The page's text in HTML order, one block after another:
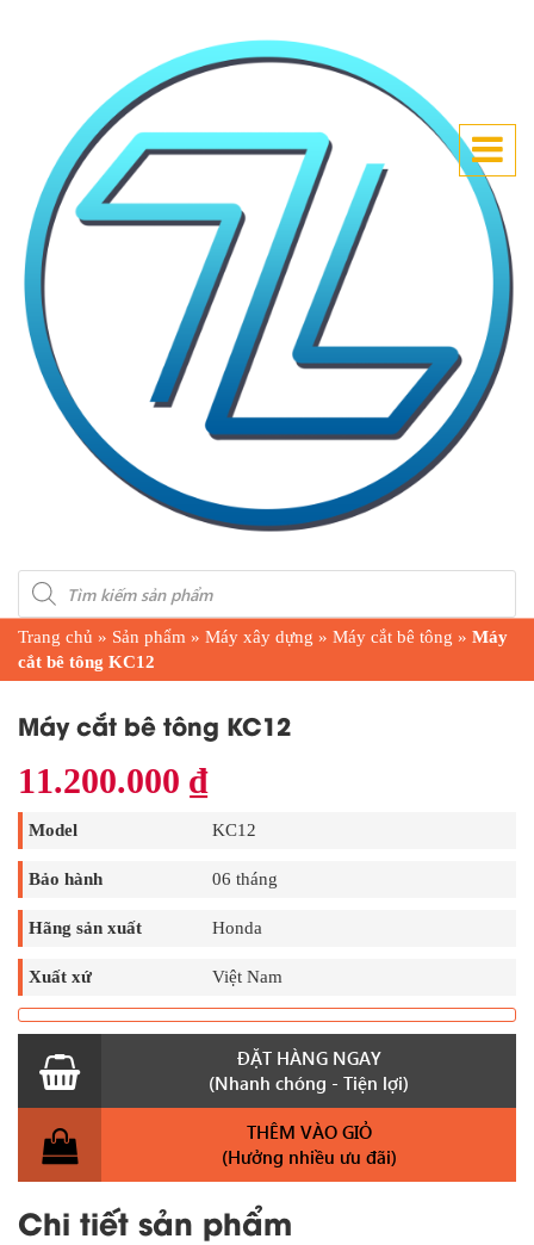
Products
search
Trang chủ » Sản phẩm » Máy xây dựng » Máy cắt bê tông » Máy
cắt bê tông KC12
Máy cắt bê tông KC12
11.200.000 ₫
Model KC12
Bảo hành 06 tháng
Hãng sản xuất Honda
Xuất xứ Việt Nam
ĐẶT HÀNG NGAY
(Nhanh chóng - Tiện lợi)
THÊM VÀO GIỎ
(Hưởng nhiều ưu đãi)
Chi tiết sản phẩm